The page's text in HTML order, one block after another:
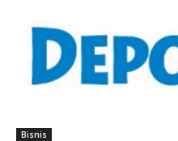
Bisnis